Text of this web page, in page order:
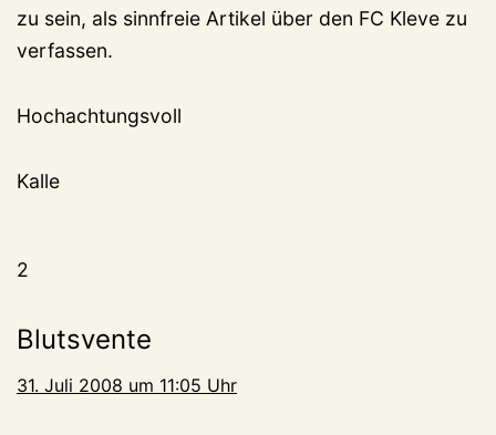
zu sein, als sinnfreie Artikel über den FC Kleve zu
verfassen.
Hochachtungsvoll
Kalle
2
Blutsvente
31. Juli 2008 um 11:05 Uhr